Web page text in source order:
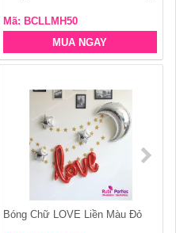
Mã: BCLLMH50
MUA NGAY
Bóng Chữ LOVE Liền Màu Đỏ